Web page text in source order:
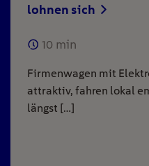
lohnen sich
10 min
Firmenwagen mit
attraktiv, fahren lokal
längst […]